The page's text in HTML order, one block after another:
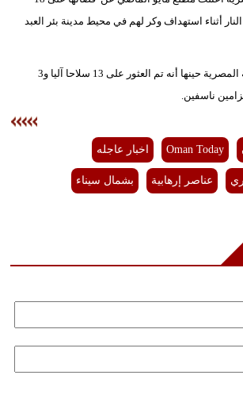
فيديو
النار أثناء استهداف وكر لهم في محيط مدينة بئر العبد
وأوضحت وزارة الداخلية المصرية حينها أنه تم العثور على 13 سلاحا آليا و3
ناسفين.
Oman Today اخبار عاجله
عناصر إرهابية بشمال سيناء